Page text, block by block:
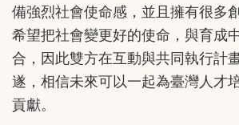
備強烈社會使命感，並且擁有很多
希望把社會變更好的使命，與育成
合，因此雙方在互動與共同執行計
遂，相信未來可以一起為臺灣人才
貢獻。